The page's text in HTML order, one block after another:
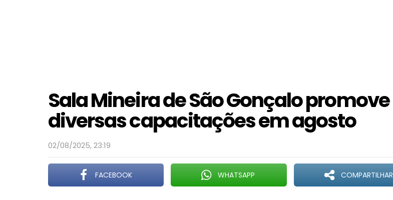
Sala Mineira de São Gonçalo promove
diversas capacitações em agosto
02/08/2025, 23:19
FACEBOOK WHATSAPP COMPARTILHAR